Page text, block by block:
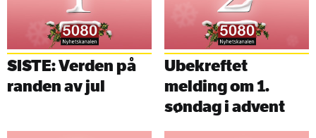
SISTE: Verden på
randen av jul
Ubekreftet
melding om 1.
søndag i advent